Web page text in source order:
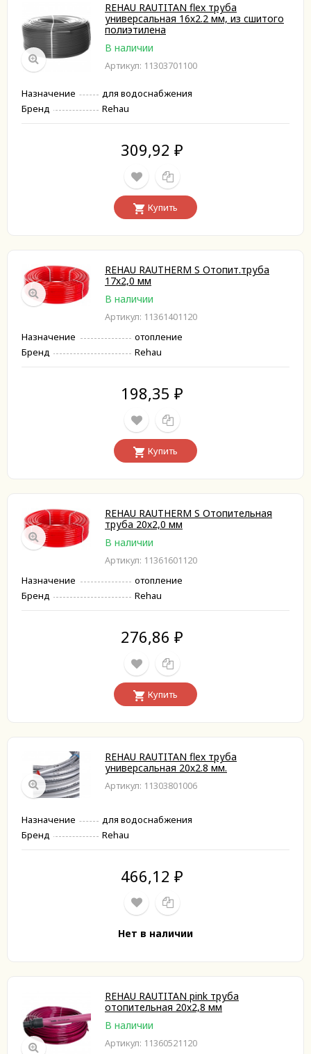
REHAU RAUTITAN flex труба
универсальная 16х2.2 мм, из сшитого
полиэтилена
В наличии
Артикул: 11303701100
Назначение
для водоснабжения
Бренд
Rehau
309,92 ₽
Купить
REHAU RAUTHERM S Отопит.труба
17х2,0 мм
В наличии
Артикул: 11361401120
Назначение
отопление
Бренд
Rehau
198,35 ₽
Купить
REHAU RAUTHERM S Отопительная
труба 20х2,0 мм
В наличии
Артикул: 11361601120
Назначение
отопление
Бренд
Rehau
276,86 ₽
Купить
REHAU RAUTITAN flex труба
универсальная 20х2.8 мм.
Артикул: 11303801006
Назначение
для водоснабжения
Бренд
Rehau
466,12 ₽
Нет в наличии
REHAU RAUTITAN pink труба
отопительная 20х2,8 мм
В наличии
Артикул: 11360521120